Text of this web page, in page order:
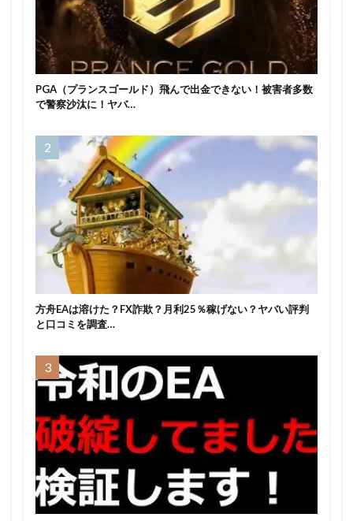
PGA（プランスゴールド）飛んで出金できない！被害者多数
で警察沙汰に！ヤバ…
方舟EAは溶けた？FX詐欺？月利25％稼げない？ヤバい評判
と口コミを調査…